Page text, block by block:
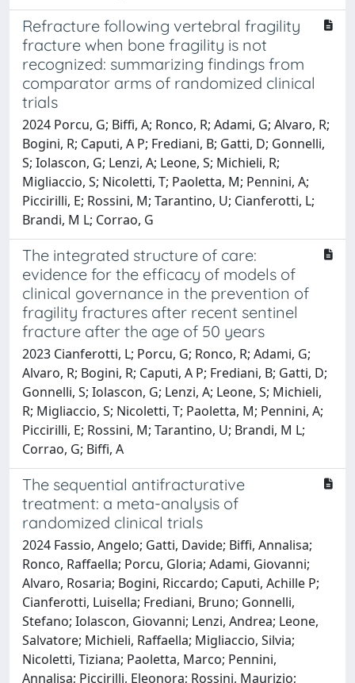
Refracture following vertebral fragility
fracture when bone fragility is not
recognized: summarizing findings from
comparator arms of randomized clinical
trials
2024 Porcu, G; Biffi, A; Ronco, R; Adami, G; Alvaro, R;
Bogini, R; Caputi, A P; Frediani, B; Gatti, D; Gonnelli,
S; Iolascon, G; Lenzi, A; Leone, S; Michieli, R;
Migliaccio, S; Nicoletti, T; Paoletta, M; Pennini, A;
Piccirilli, E; Rossini, M; Tarantino, U; Cianferotti, L;
Brandi, M L; Corrao, G
The integrated structure of care:
evidence for the efficacy of models of
clinical governance in the prevention of
fragility fractures after recent sentinel
fracture after the age of 50 years
2023 Cianferotti, L; Porcu, G; Ronco, R; Adami, G;
Alvaro, R; Bogini, R; Caputi, A P; Frediani, B; Gatti, D;
Gonnelli, S; Iolascon, G; Lenzi, A; Leone, S; Michieli,
R; Migliaccio, S; Nicoletti, T; Paoletta, M; Pennini, A;
Piccirilli, E; Rossini, M; Tarantino, U; Brandi, M L;
Corrao, G; Biffi, A
The sequential antifracturative
treatment: a meta-analysis of
randomized clinical trials
2024 Fassio, Angelo; Gatti, Davide; Biffi, Annalisa;
Ronco, Raffaella; Porcu, Gloria; Adami, Giovanni;
Alvaro, Rosaria; Bogini, Riccardo; Caputi, Achille P;
Cianferotti, Luisella; Frediani, Bruno; Gonnelli,
Stefano; Iolascon, Giovanni; Lenzi, Andrea; Leone,
Salvatore; Michieli, Raffaella; Migliaccio, Silvia;
Nicoletti, Tiziana; Paoletta, Marco; Pennini,
Annalisa; Piccirilli, Eleonora; Rossini, Maurizio;